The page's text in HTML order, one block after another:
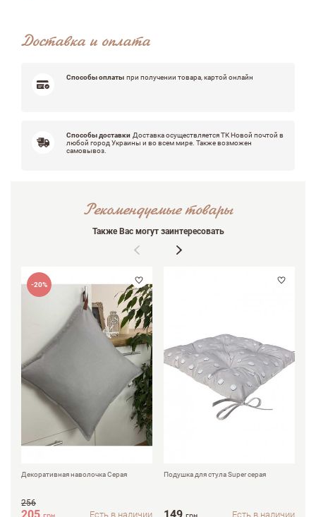
Доставка и оплата
Способы оплаты при получении товара, картой онлайн
Способы доставки Доставка осуществляется ТК Новой почтой в
любой город Украины и во всем мире. Также возможен
самовывоз.
Рекомендуемые товары
Также Вас могут заинтересовать
-20%
Декоративная наволочка Серая
256
Есть в наличии
Подушка для стула Super серая
Есть в наличии